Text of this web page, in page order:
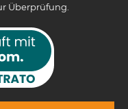
Überprüfung.